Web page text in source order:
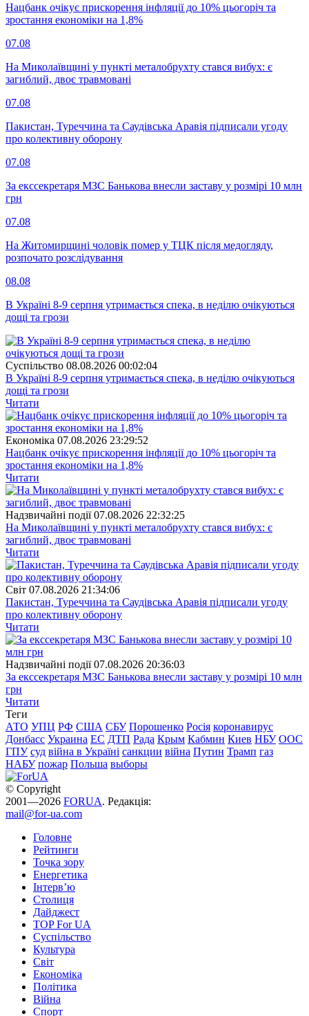
Нацбанк очікує прискорення інфляції до 10% цьогоріч та
зростання економіки на 1,8%
07.08
На Миколаївщині у пункті металобрухту стався вибух: є
загиблий, двоє травмовані
07.08
Пакистан, Туреччина та Саудівська Аравія підписали угоду
про колективну оборону
07.08
За екссекретаря МЗС Банькова внесли заставу у розмірі 10 млн
грн
07.08
На Житомирщині чоловік помер у ТЦК після медогляду,
розпочато розслідування
08.08
В Україні 8-9 серпня утримається спека, в неділю очікуються
дощі та грози
Суспiльство 08.08.2026 00:02:04
В Україні 8-9 серпня утримається спека, в неділю очікуються
дощі та грози
Читати
Економіка 07.08.2026 23:29:52
Нацбанк очікує прискорення інфляції до 10% цьогоріч та
зростання економіки на 1,8%
Читати
Надзвичайні події 07.08.2026 22:32:25
На Миколаївщині у пункті металобрухту стався вибух: є
загиблий, двоє травмовані
Читати
Свiт 07.08.2026 21:34:06
Пакистан, Туреччина та Саудівська Аравія підписали угоду
про колективну оборону
Читати
Надзвичайні події 07.08.2026 20:36:03
За екссекретаря МЗС Банькова внесли заставу у розмірі 10 млн
грн
Читати
Теги
АТО УПЦ РФ США СБУ Порошенко Росія коронавирус
Донбасс Украина ЕС ДТП Рада Крым Кабмин Киев НБУ ООС
ГПУ суд війна в Україні санкции війна Путин Трамп газ
НАБУ пожар Польша выборы
© Copyright
2001—2026 FORUA. Редакція:
mail@for-ua.com
Головне
Рейтинги
Точка зору
Енергетика
Інтерв’ю
Столиця
Дайджест
TOP For UA
Суспiльство
Культура
Світ
Економіка
Політика
Війна
Спорт